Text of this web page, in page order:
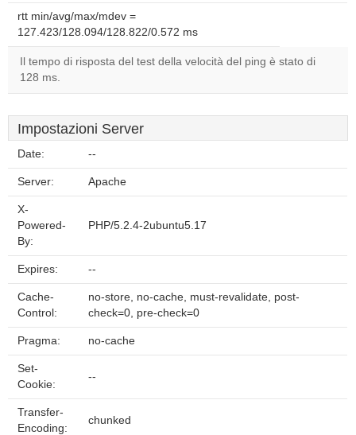
rtt min/avg/max/mdev =
127.423/128.094/128.822/0.572 ms
Il tempo di risposta del test della velocità del ping è stato di
128 ms.
Impostazioni Server
Date: --
Server: Apache
X-
Powered-
By:
PHP/5.2.4-2ubuntu5.17
Expires: --
Cache-
Control:
no-store, no-cache, must-revalidate, post-
check=0, pre-check=0
Pragma: no-cache
Set-
Cookie:
--
Transfer-
Encoding:
chunked